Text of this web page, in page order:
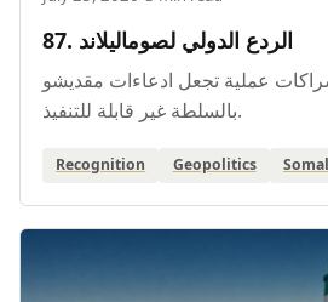
87. الردع الدولي لصوماليلاند
عملية تجعل ادعاءات مقديشو
بالسلطة غير قابلة للتنفيذ.
Recognition Geopolitics